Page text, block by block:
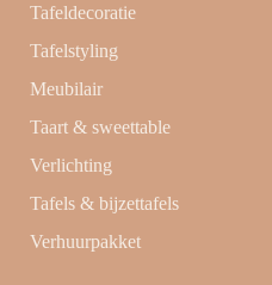
Tafeldecoratie
Tafelstyling
Meubilair
Taart & sweettable
Verlichting
Tafels & bijzettafels
Verhuurpakket